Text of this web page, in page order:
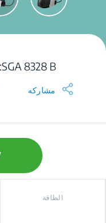
SGA 8328 B: مكواة مولد بخار (7.2 بار)
مشاركه
الطاقة